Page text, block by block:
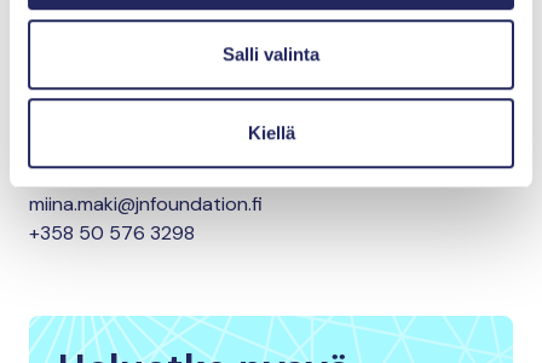
Salli valinta
Kiellä
miina.maki@jnfoundation.fi
+358 50 576 3298
Ensimmäisten vesiensuojelutoimien toteutus